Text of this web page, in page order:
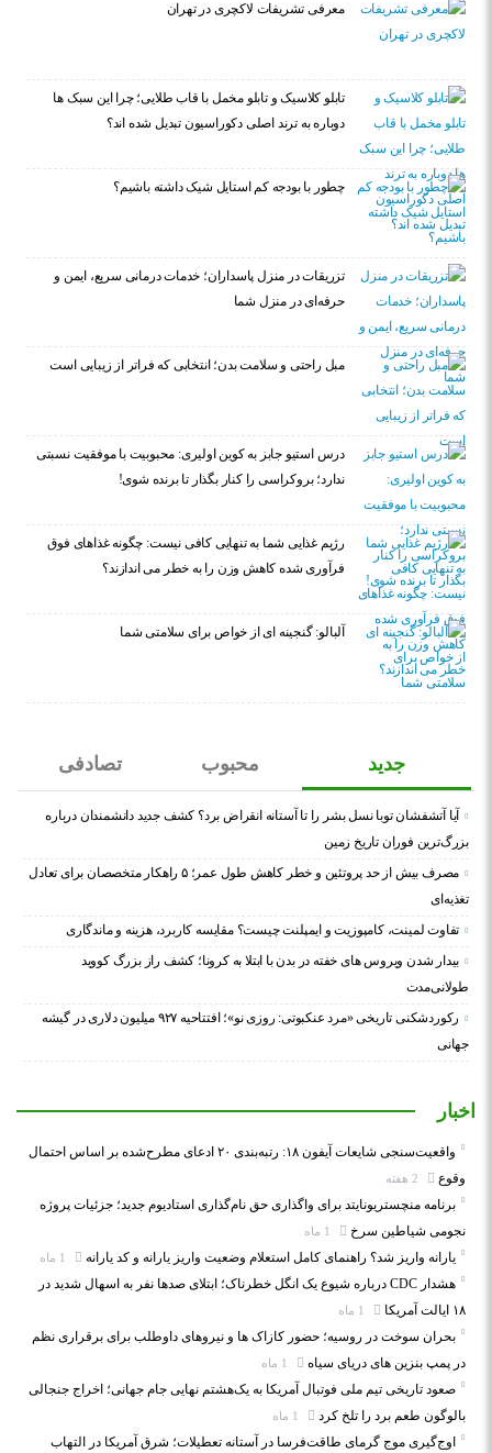
معرفی تشریفات لاکچری در تهران
تابلو کلاسیک و تابلو مخمل با قاب طلایی؛ چرا این سبک ها
دوباره به ترند اصلی دکوراسیون تبدیل شده اند؟
چطور با بودجه کم استایل شیک داشته باشیم؟
تزریقات در منزل پاسداران؛ خدمات درمانی سریع، ایمن و
حرفه‌ای در منزل شما
مبل راحتی و سلامت بدن؛ انتخابی که فراتر از زیبایی است
درس استیو جابز به کوین اولیری: محبوبیت با موفقیت نسبتی
ندارد؛ بروکراسی را کنار بگذار تا برنده شوی!
رژیم غذایی شما به تنهایی کافی نیست: چگونه غذاهای فوق
فرآوری شده کاهش وزن را به خطر می اندازند؟
آلبالو: گنجینه ای از خواص برای سلامتی شما
جدید محبوب تصادفی
آیا آتشفشان توبا نسل بشر را تا آستانه انقراض برد؟ کشف جدید دانشمندان درباره
بزرگ‌ترین فوران تاریخ زمین
مصرف بیش از حد پروتئین و خطر کاهش طول عمر؛ ۵ راهکار متخصصان برای تعادل
تغذیه‌ای
تفاوت لمینت، کامپوزیت و ایمپلنت چیست؟ مقایسه کاربرد، هزینه و ماندگاری
بیدار شدن ویروس‌ های خفته در بدن با ابتلا به کرونا؛ کشف راز بزرگ کووید
طولانی‌مدت
رکوردشکنی تاریخی «مرد عنکبوتی: روزی نو»؛ افتتاحیه ۹۲۷ میلیون دلاری در گیشه
جهانی
اخبار
واقعیت‌سنجی شایعات آیفون ۱۸: رتبه‌بندی ۲۰ ادعای مطرح‌شده بر اساس احتمال
وقوع
برنامه منچستریونایتد برای واگذاری حق نام‌گذاری استادیوم جدید؛ جزئیات پروژه
نجومی شیاطین سرخ
یارانه واریز شد؟ راهنمای کامل استعلام وضعیت واریز یارانه و کد یارانه
هشدار CDC درباره شیوع یک انگل خطرناک؛ ابتلای صدها نفر به اسهال شدید در
۱۸ ایالت آمریکا
بحران سوخت در روسیه؛ حضور کازاک‌ ها و نیروهای داوطلب برای برقراری نظم
در پمپ بنزین‌ های دریای سیاه
صعود تاریخی تیم ملی فوتبال آمریکا به یک‌هشتم نهایی جام جهانی؛ اخراج جنجالی
بالوگون طعم برد را تلخ کرد
اوج‌گیری موج گرمای طاقت‌فرسا در آستانه تعطیلات؛ شرق آمریکا در التهاب